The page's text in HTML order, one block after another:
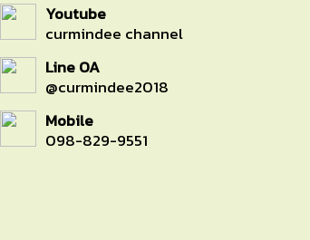
Youtube
curmindee channel
Line OA
@curmindee2018
Mobile
098-829-9551